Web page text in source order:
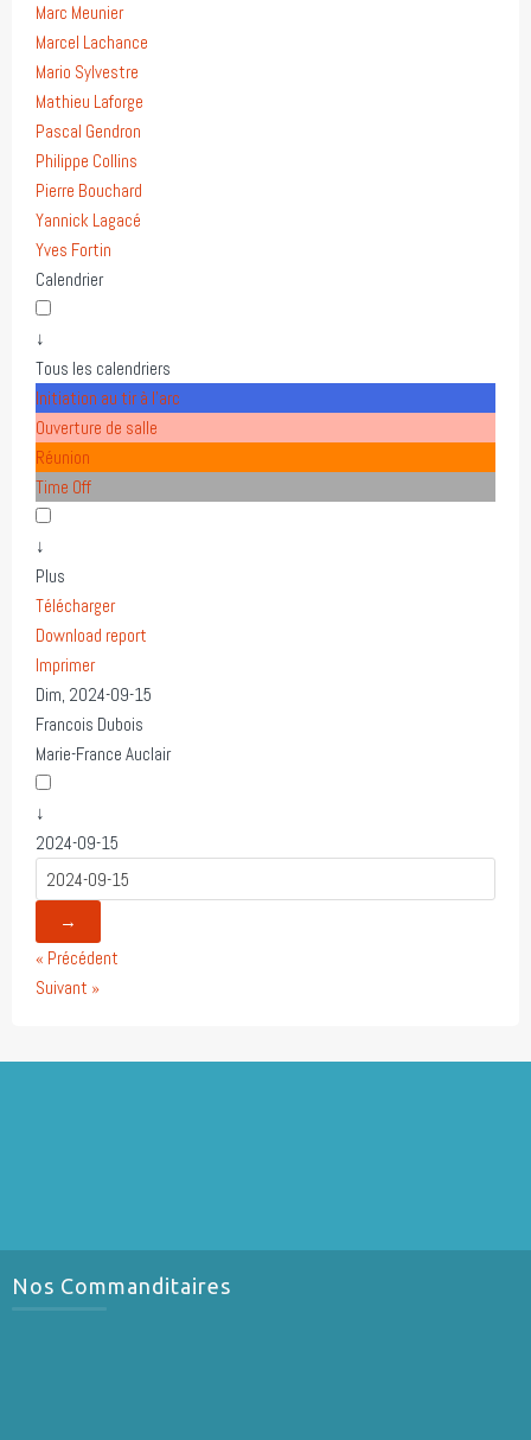
Marc Meunier
Marcel Lachance
Mario Sylvestre
Mathieu Laforge
Pascal Gendron
Philippe Collins
Pierre Bouchard
Yannick Lagacé
Yves Fortin
Calendrier
↓
Tous les calendriers
Initiation au tir à l'arc
Ouverture de salle
Réunion
Time Off
↓
Plus
Télécharger
Download report
Imprimer
Dim, 2024-09-15
Francois Dubois
Marie-France Auclair
↓
2024-09-15
→
« Précédent
Suivant »
Nos Commanditaires